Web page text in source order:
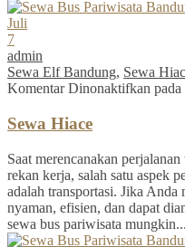
Juli
7
admin
Sewa Elf Bandung, Sewa
Komentar Dinonaktifkan
Sewa Hiace
Saat merencanakan
rekan kerja, salah satu aspek
adalah transportasi. Jika Anda
nyaman, efisien, dan dapat
sewa bus pariwisata mungkin...